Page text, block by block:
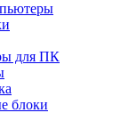
для ПК
блоки